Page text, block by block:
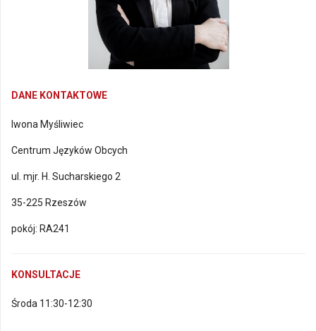
DANE KONTAKTOWE
Iwona Myśliwiec
Centrum Języków Obcych
ul. mjr. H. Sucharskiego 2
35-225 Rzeszów
pokój: RA241
KONSULTACJE
Środa 11:30-12:30